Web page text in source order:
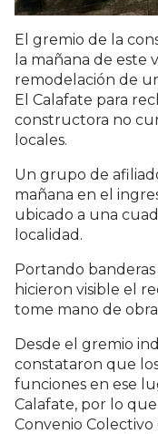
El gremio de la
la mañana de este
remodelación de
El Calafate para
constructora no
locales.
Un grupo de
mañana en el
ubicado a una
localidad.
Portando
hicieron visible el
tome mano de
Desde el gremio
constataron que
funciones en ese
Calafate, por lo
Convenio